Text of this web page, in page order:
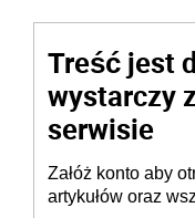
Treść jest
wystarczy
serwisie
Załóż konto aby
artykułów oraz